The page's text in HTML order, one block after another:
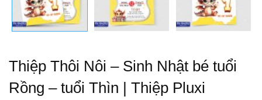
Thiệp Thôi Nôi – Sinh Nhật bé tuổi
Rồng – tuổi Thìn | Thiệp Pluxi